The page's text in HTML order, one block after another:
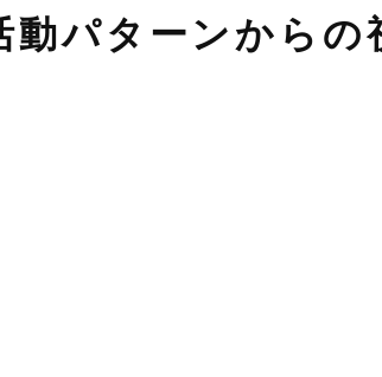
動パターンからの